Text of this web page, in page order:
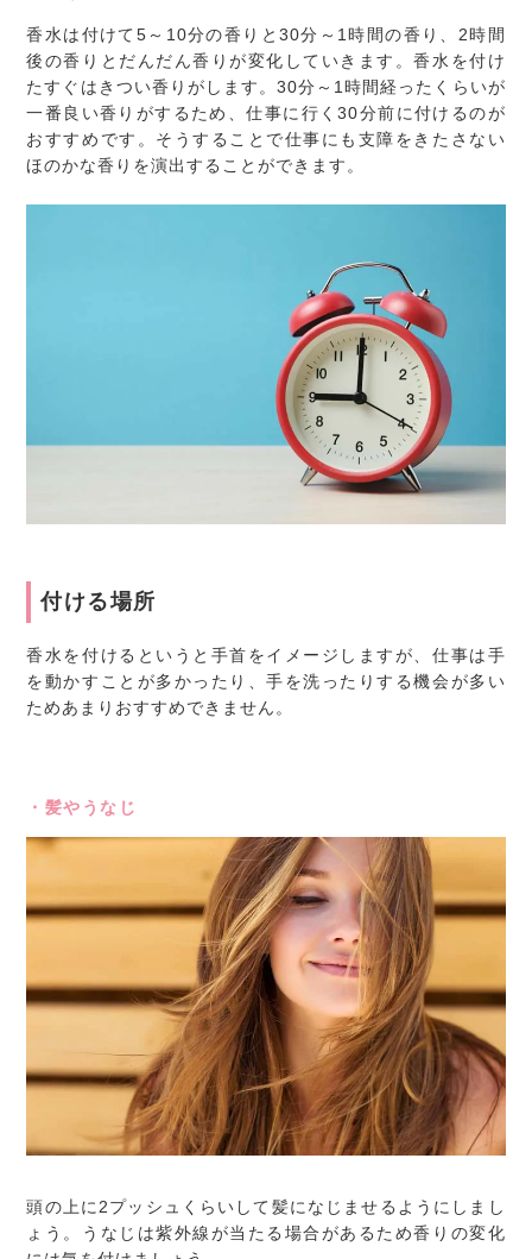
香水は付けて5～10分の香りと30分～1時間の香り、2時間
後の香りとだんだん香りが変化していきます。香水を付け
たすぐはきつい香りがします。30分～1時間経ったくらいが
一番良い香りがするため、仕事に行く30分前に付けるのが
おすすめです。そうすることで仕事にも支障をきたさない
ほのかな香りを演出することができます。
付ける場所
香水を付けるというと手首をイメージしますが、仕事は手
を動かすことが多かったり、手を洗ったりする機会が多い
ためあまりおすすめできません。
・髪やうなじ
頭の上に2プッシュくらいして髪になじませるようにしまし
ょう。うなじは紫外線が当たる場合があるため香りの変化